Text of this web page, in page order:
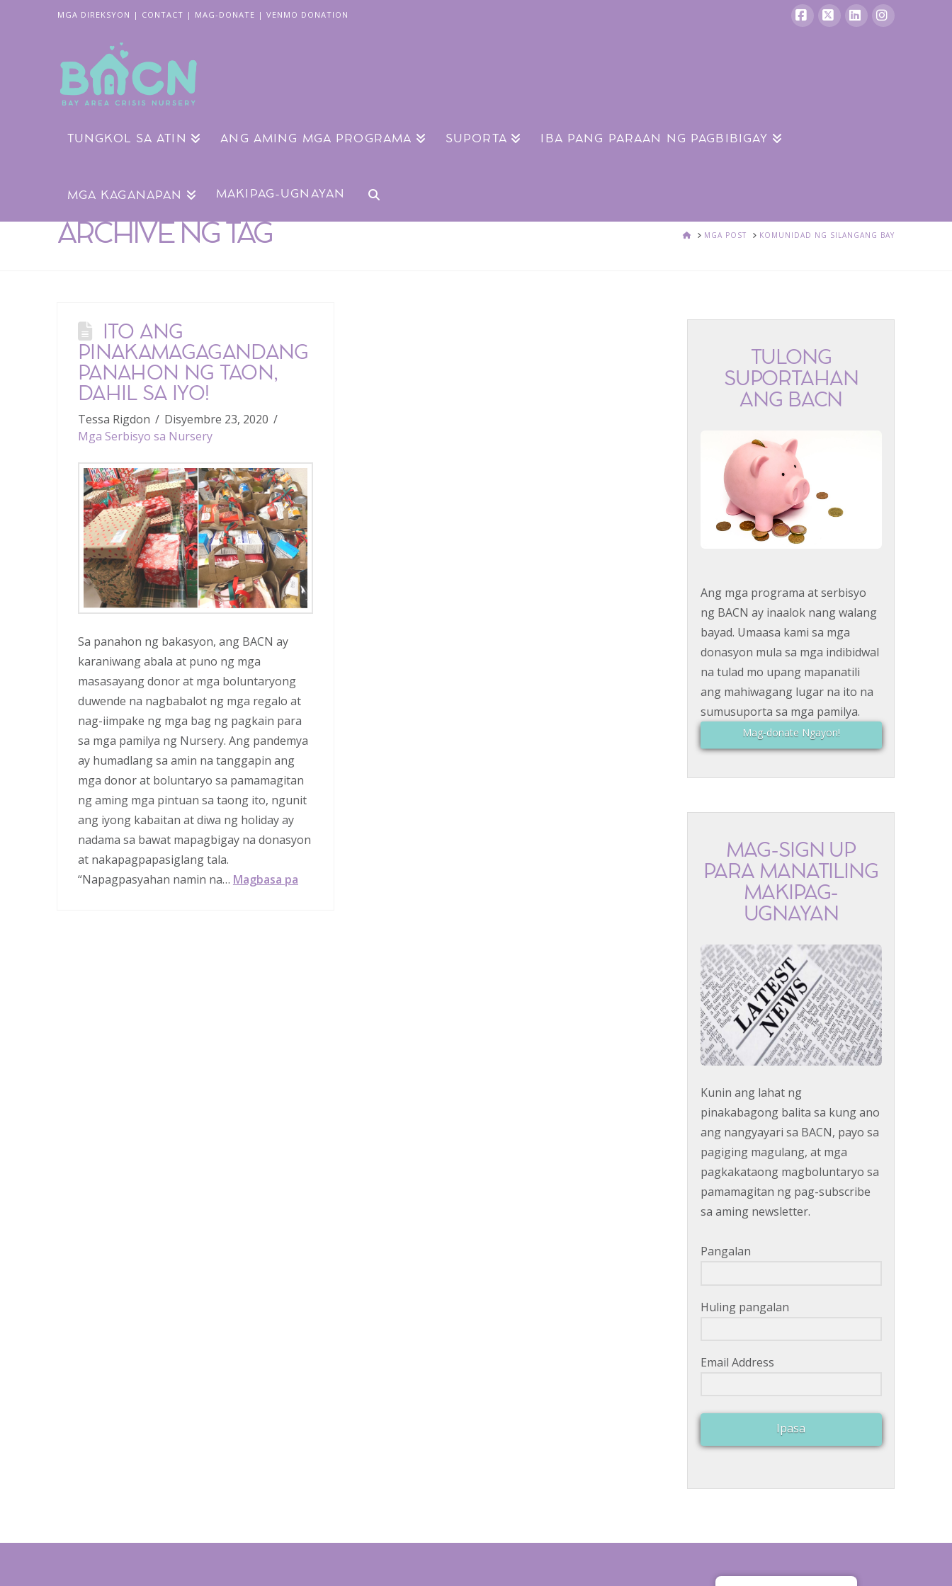
MGA DIREKSYON | CONTACT | MAG-DONATE | VENMO DONATION
TUNGKOL SA ATIN ANG AMING MGA PROGRAMA SUPORTA IBA PANG PARAAN NG PAGBIBIGAY
MGA KAGANAPAN MAKIPAG-UGNAYAN
ARCHIVE NG TAG BAHAYMGA POST KOMUNIDAD NG SILANGANG BAY
ITO ANG
PINAKAMAGAGANDANG
PANAHON NG TAON,
DAHIL SA IYO!
Tessa Rigdon
Disyembre 23, 2020
Mga Serbisyo sa Nursery
Sa panahon ng bakasyon, ang BACN ay
karaniwang abala at puno ng mga
masasayang donor at mga boluntaryong
duwende na nagbabalot ng mga regalo at
nag-iimpake ng mga bag ng pagkain para
sa mga pamilya ng Nursery. Ang pandemya
ay humadlang sa amin na tanggapin ang
mga donor at boluntaryo sa pamamagitan
ng aming mga pintuan sa taong ito, ngunit
ang iyong kabaitan at diwa ng holiday ay
nadama sa bawat mapagbigay na donasyon
at nakapagpapasiglang tala.
“Napagpasyahan namin na… Magbasa pa
TULONG
SUPORTAHAN
ANG BACN
Ang mga programa at serbisyo
ng BACN ay inaalok nang walang
bayad. Umaasa kami sa mga
donasyon mula sa mga indibidwal
na tulad mo upang mapanatili
ang mahiwagang lugar na ito na
sumusuporta sa mga pamilya.
Mag-donate Ngayon!
MAG-SIGN UP
PARA MANATILING
MAKIPAG-
UGNAYAN
Kunin ang lahat ng
pinakabagong balita sa kung ano
ang nangyayari sa BACN, payo sa
pagiging magulang, at mga
pagkakataong magboluntaryo sa
pamamagitan ng pag-subscribe
sa aming newsletter.
Pangalan
Huling pangalan
Email Address
Ipasa